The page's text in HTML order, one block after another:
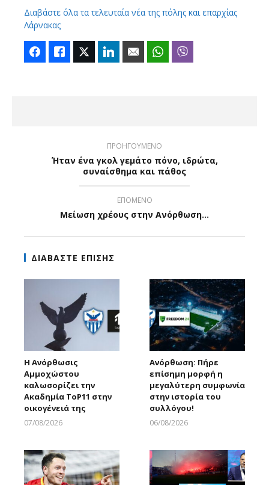
Διαβάστε όλα τα τελευταία νέα της πόλης και επαρχίας
Λάρνακας
FacebookLike Twitter LinkedIn Email WhatsApp
ΠΡΟΗΓΟΥΜΕΝΟ
Ήταν ένα γκολ γεμάτο πόνο, ιδρώτα,
συναίσθημα και πάθος
ΕΠΟΜΕΝΟ
Μείωση χρέους στην Ανόρθωση...
ΔΙΑΒΑΣΤΕ ΕΠΙΣΗΣ
Η Ανόρθωσις
Αμμοχώστου
καλωσορίζει την
Ακαδημία ToP11 στην
οικογένειά της
07/08/2026
Ανόρθωση: Πήρε
επίσημη μορφή η
μεγαλύτερη συμφωνία
στην ιστορία του
συλλόγου!
06/08/2026